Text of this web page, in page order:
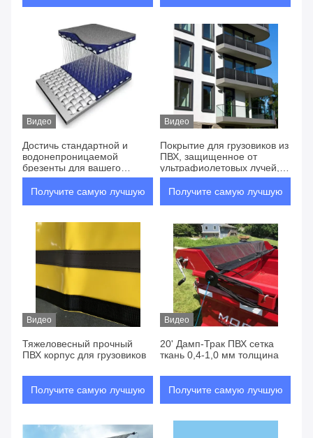
цену цену
Видео
Достичь стандартной и
водонепроницаемой
брезенты для вашего
бизнеса
Получите самую лучшую
цену
Видео
Покрытие для грузовиков из
ПВХ, защищенное от
ультрафиолетовых лучей,
для тяжелых погодных
условий
Получите самую лучшую
Видео
Тяжеловесный прочный
ПВХ корпус для грузовиков
Получите самую лучшую
Видео
20' Дамп-Трак ПВХ сетка
ткань 0,4-1,0 мм толщина
Получите самую лучшую
цену